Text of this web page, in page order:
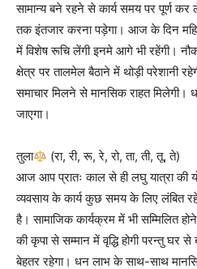
सामान्य बने रहने से कार्य समय पर पूर्ण
तक इंतजार करना पड़ेगा। आज के दिन
में विशेष रूचि लेंगी इनमे आगे भी रहेंगी।
क्षेत्र पर तालमेल बैठाने में थोड़ी परेशानी
समाचार मिलने से मानसिक राहत
जाएगा।
तुला
(रा, री, रू, रे, रो, ता, ती, तू, ते)
आज आप प्रातः काल से ही लघु यात्रा की
व्यवसाय के कार्य कुछ समय के लिए लंबित
है। सामाजिक कार्यक्रम में भी सम्मिलित
की कृपा से सम्मान में वृद्धि होगी परन्तु घर
बेहतर रहेगा। धन लाभ के साथ-साथ